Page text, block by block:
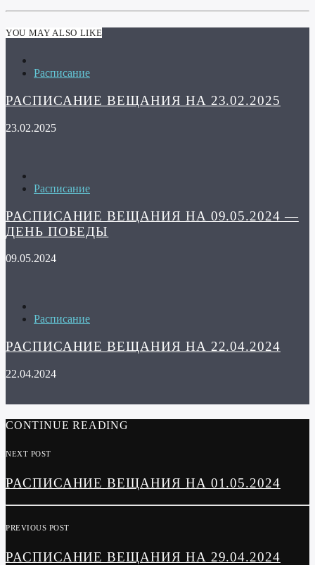
YOU MAY ALSO LIKE
Расписание
РАСПИСАНИЕ ВЕЩАНИЯ НА 23.02.2025
23.02.2025
Расписание
РАСПИСАНИЕ ВЕЩАНИЯ НА 09.05.2024 —
ДЕНЬ ПОБЕДЫ
09.05.2024
Расписание
РАСПИСАНИЕ ВЕЩАНИЯ НА 22.04.2024
22.04.2024
CONTINUE READING
NEXT POST
РАСПИСАНИЕ ВЕЩАНИЯ НА 01.05.2024
PREVIOUS POST
РАСПИСАНИЕ ВЕЩАНИЯ НА 29.04.2024